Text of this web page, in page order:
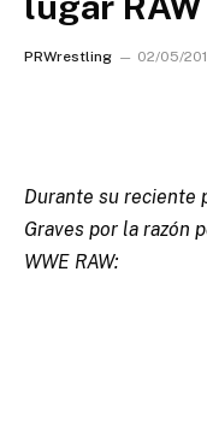
PRWrestling 02/05/
Durante su reciente
Graves por la razón
WWE RAW: